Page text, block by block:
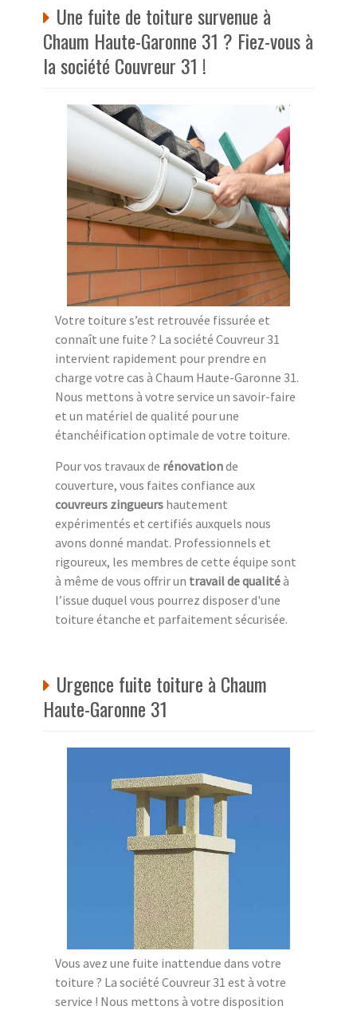
Une fuite de toiture survenue à
Chaum Haute-Garonne 31 ? Fiez-vous à
la société Couvreur 31 !
Votre toiture s’est retrouvée fissurée et
connaît une fuite ? La société Couvreur 31
intervient rapidement pour prendre en
charge votre cas à Chaum Haute-Garonne 31.
Nous mettons à votre service un savoir-faire
et un matériel de qualité pour une
étanchéification optimale de votre toiture.
Pour vos travaux de rénovationde
couverture, vous faites confiance aux
couvreurs zingueurs hautement
expérimentés et certifiés auxquels nous
avons donné mandat. Professionnels et
rigoureux, les membres de cette équipe sont
à même de vous offrir un travail de qualitéà
l’issue duquel vous pourrez disposer d'une
toiture étanche et parfaitement sécurisée.
Urgence fuite toiture à Chaum
Haute-Garonne 31
Vous avez une fuite inattendue dans votre
toiture ? La société Couvreur 31 est à votre
service ! Nous mettons à votre disposition